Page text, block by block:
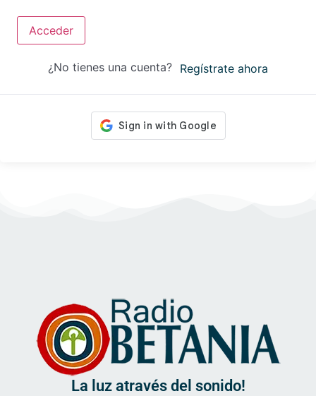
Acceder
¿No tienes una cuenta? Regístrate ahora
La luz através del sonido!